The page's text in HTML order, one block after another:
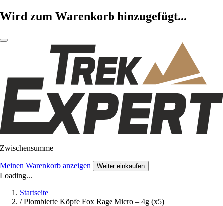
Wird zum Warenkorb hinzugefügt...
Zwischensumme
Meinen Warenkorb anzeigen Weiter einkaufen
Loading...
Startseite
/ Plombierte Köpfe Fox Rage Micro – 4g (x5)